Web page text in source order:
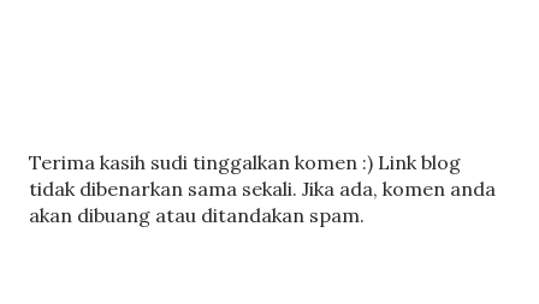
C
a
t
Terima kasih sudi tinggalkan komen :) Link blog
tidak dibenarkan sama sekali. Jika ada, komen anda
akan dibuang atau ditandakan spam.